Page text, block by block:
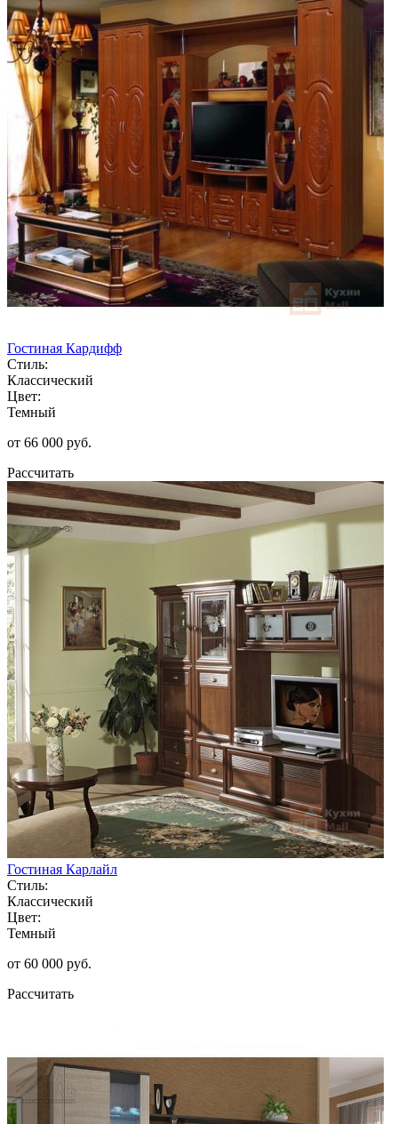
Гостиная Кардифф
Стиль:
Классический
Цвет:
Темный
от 66 000 руб.
Рассчитать
Гостиная Карлайл
Стиль:
Классический
Цвет:
Темный
от 60 000 руб.
Рассчитать